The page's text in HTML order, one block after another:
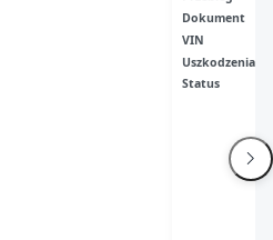
Dokument
VIN
Uszkodzenia
Status